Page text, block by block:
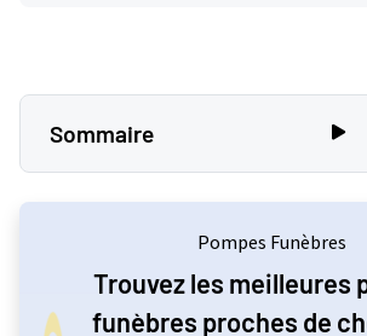
Sommaire
Quel est le prix d’une inhumation ?
Les frais compris dans une inhumation
Les frais supplémentaires ou optionnels
Pompes Funèbres
Trouvez les meilleures
funèbres proches de